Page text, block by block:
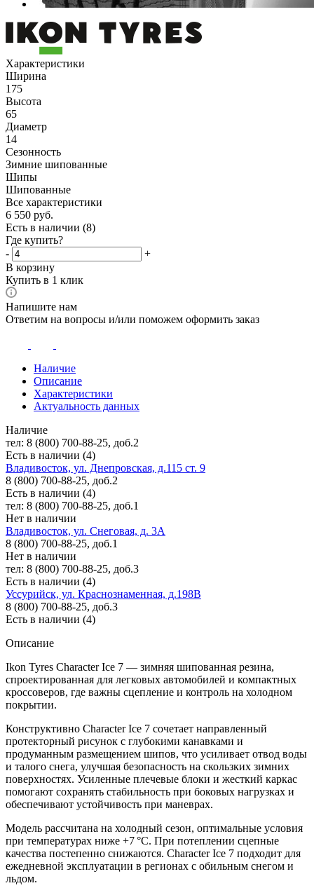
Характеристики
Ширина
175
Высота
65
Диаметр
14
Сезонность
Зимние шипованные
Шипы
Шипованные
Все характеристики
6 550 руб.
Есть в наличии (8)
Где купить?
-
+
В корзину
Купить в 1 клик
Напишите нам
Ответим на вопросы и/или поможем оформить заказ
Наличие
Описание
Характеристики
Актуальность данных
Наличие
тел: 8 (800) 700-88-25, доб.2
Есть в наличии (4)
Владивосток, ул. Днепровская, д.115 ст. 9
8 (800) 700-88-25, доб.2
Есть в наличии (4)
тел: 8 (800) 700-88-25, доб.1
Нет в наличии
Владивосток, ул. Снеговая, д. 3А
8 (800) 700-88-25, доб.1
Нет в наличии
тел: 8 (800) 700-88-25, доб.3
Есть в наличии (4)
Уссурийск, ул. Краснознаменная, д.198В
8 (800) 700-88-25, доб.3
Есть в наличии (4)
Описание
Ikon Tyres Character Ice 7 — зимняя шипованная резина,
спроектированная для легковых автомобилей и компактных
кроссоверов, где важны сцепление и контроль на холодном
покрытии.
Конструктивно Character Ice 7 сочетает направленный
протекторный рисунок с глубокими канавками и
продуманным размещением шипов, что усиливает отвод воды
и талого снега, улучшая безопасность на скользких зимних
поверхностях. Усиленные плечевые блоки и жесткий каркас
помогают сохранять стабильность при боковых нагрузках и
обеспечивают устойчивость при маневрах.
Модель рассчитана на холодный сезон, оптимальные условия
при температурах ниже +7 °C. При потеплении сцепные
качества постепенно снижаются. Character Ice 7 подходит для
ежедневной эксплуатации в регионах с обильным снегом и
льдом.